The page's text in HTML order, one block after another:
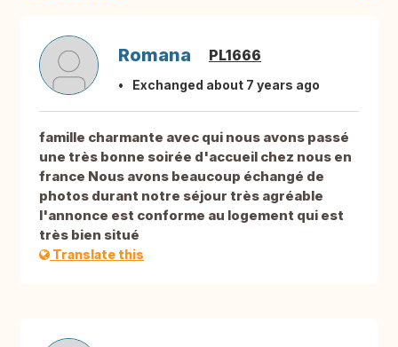
Romana PL1666
Exchanged about 7 years ago
famille charmante avec qui nous avons passé
une très bonne soirée d'accueil chez nous en
france Nous avons beaucoup échangé de
photos durant notre séjour très agréable
l'annonce est conforme au logement qui est
très bien situé
Translate this